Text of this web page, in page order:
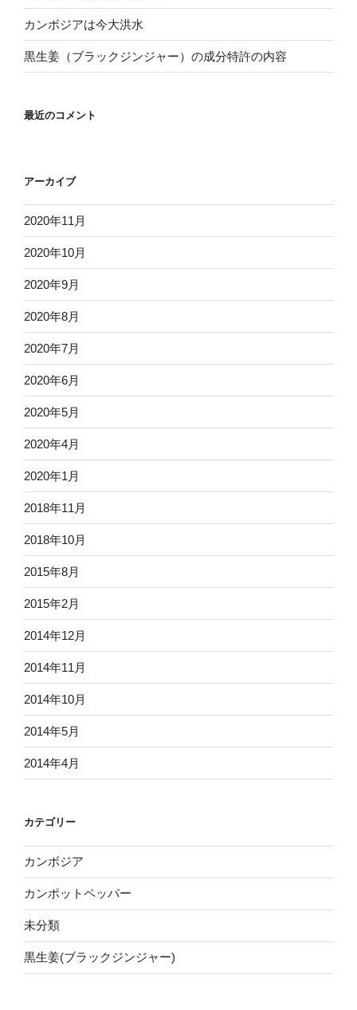
カンボジアは今大洪水
黒生姜（ブラックジンジャー）の成分特許の内容
最近のコメント
アーカイブ
2020年11月
2020年10月
2020年9月
2020年8月
2020年7月
2020年6月
2020年5月
2020年4月
2020年1月
2018年11月
2018年10月
2015年8月
2015年2月
2014年12月
2014年11月
2014年10月
2014年5月
2014年4月
カテゴリー
カンボジア
カンポットペッパー
未分類
黒生姜(ブラックジンジャー)